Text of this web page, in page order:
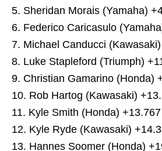
5. Sheridan Morais (Yamaha)
6. Federico Caricasulo
7. Michael Canducci
8. Luke Stapleford (Triumph)
9. Christian Gamarino (Honda)
10. Rob Hartog (Kawasaki)
11. Kyle Smith (Honda) +13.767
12. Kyle Ryde (Kawasaki)
13. Hannes Soomer (Honda)